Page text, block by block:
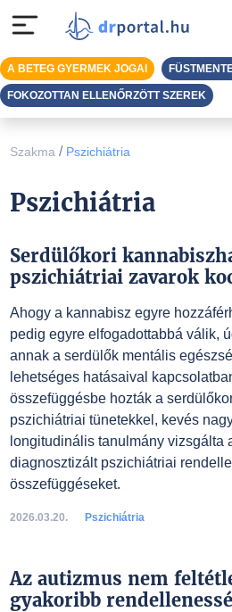
Szakma / Pszichiátria
Pszichiátria
Serdülőkori
pszichiátriai zavarok
Ahogy a kannabisz egyre
pedig egyre elfogadottabbá válik,
annak a serdülők mentális
lehetséges hatásaival
összefüggésbe hozták a
pszichiátriai tünetekkel, kevés
longitudinális tanulmány vizsgálta
diagnosztizált pszichiátriai
összefüggéseket.
2026.03.20. Pszichiátria
Az autizmus nem
gyakoribb
A BETEG GYERMEK JOGAI
FOKOZOTTAN ELLENŐRZÖTT SZEREK